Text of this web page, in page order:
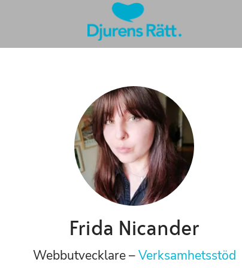
Frida Nicander
Webbutvecklare –Verksamhetsstöd